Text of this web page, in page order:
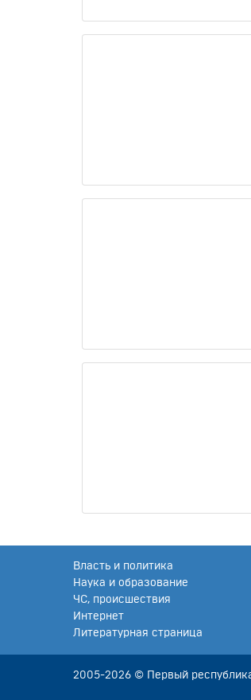
Власть и политика
Наука и образование
ЧС, происшествия
Интернет
Литературная страница
2005-2026 © Первый